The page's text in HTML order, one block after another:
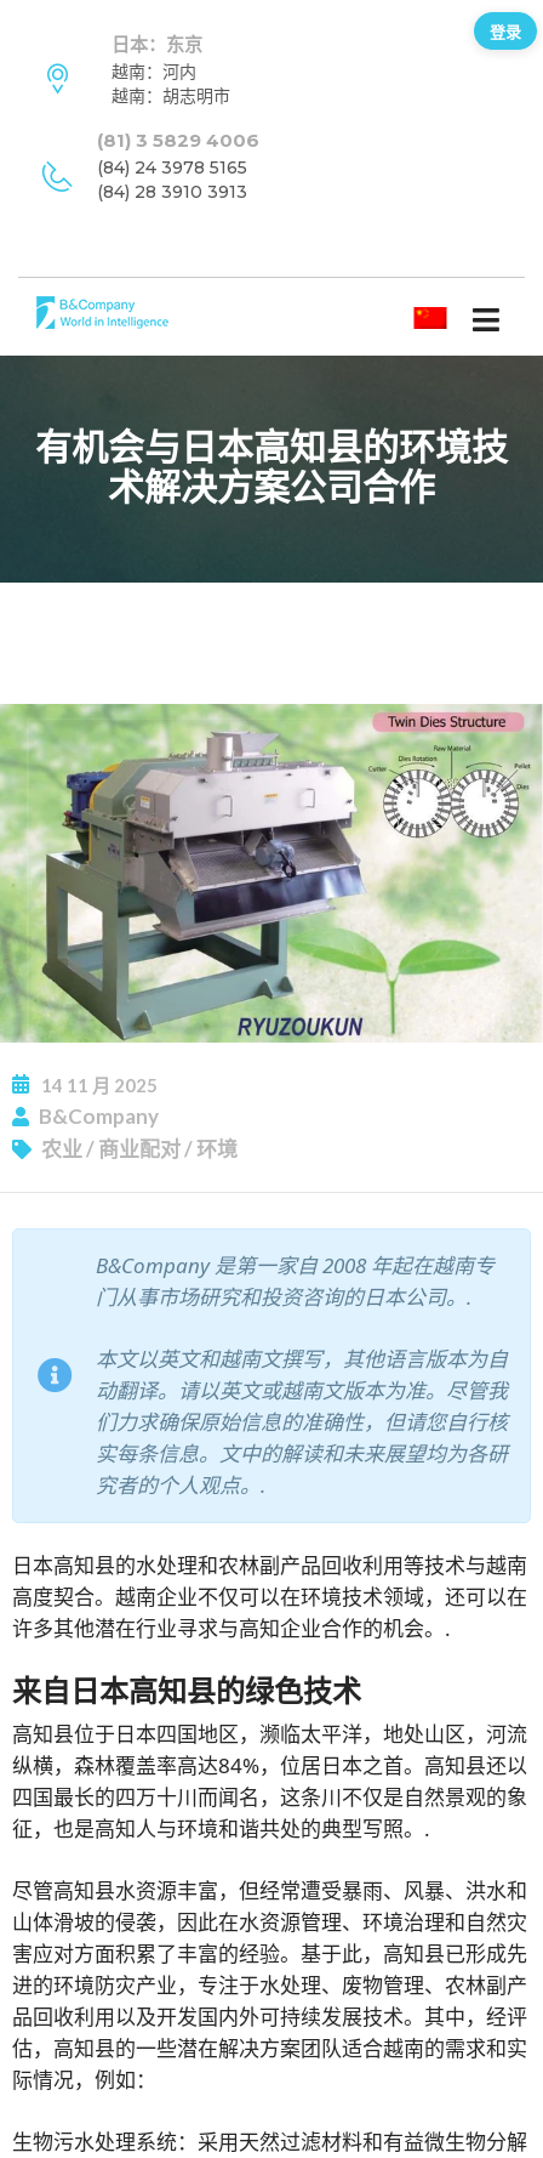
日本：东京
越南：河内
越南：胡志明市
(81) 3 5829 4006
(84) 24 3978 5165
(84) 28 3910 3913
简体中文
有机会与日本高知县的环境技
术解决方案公司合作
14 11 月 2025
B&Company
农业/商业配对/环境
B&Company 是第一家自 2008 年起在越南专
门从事市场研究和投资咨询的日本公司。.
本文以英文和越南文撰写，其他语言版本为自
动翻译。请以英文或越南文版本为准。尽管我
们力求确保原始信息的准确性，但请您自行核
实每条信息。文中的解读和未来展望均为各研
究者的个人观点。.
日本高知县的水处理和农林副产品回收利用等技术与越南
高度契合。越南企业不仅可以在环境技术领域，还可以在
许多其他潜在行业寻求与高知企业合作的机会。.
来自日本高知县的绿色技术
高知县位于日本四国地区，濒临太平洋，地处山区，河流
纵横，森林覆盖率高达84%，位居日本之首。高知县还以
四国最长的四万十川而闻名，这条川不仅是自然景观的象
征，也是高知人与环境和谐共处的典型写照。.
尽管高知县水资源丰富，但经常遭受暴雨、风暴、洪水和
山体滑坡的侵袭，因此在水资源管理、环境治理和自然灾
害应对方面积累了丰富的经验。基于此，高知县已形成先
进的环境防灾产业，专注于水处理、废物管理、农林副产
品回收利用以及开发国内外可持续发展技术。其中，经评
估，高知县的一些潜在解决方案团队适合越南的需求和实
际情况，例如：
生物污水处理系统：采用天然过滤材料和有益微生物分解
登录
订阅新闻通讯